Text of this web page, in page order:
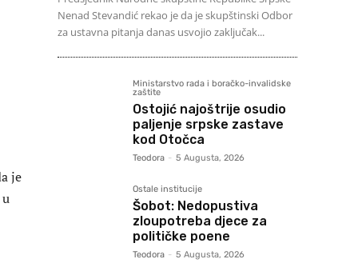
je
Nenad Stevandić rekao je da je skupštinski Odbor
za ustavna pitanja danas usvojio zaključak...
Ministarstvo rada i boračko-invalidske
zaštite
Ostojić najoštrije osudio
paljenje srpske zastave
kod Otočca
Teodora - 5 Augusta, 2026
Ostale institucije
Šobot: Nedopustiva
zloupotreba djece za
političke poene
Teodora - 5 Augusta, 2026